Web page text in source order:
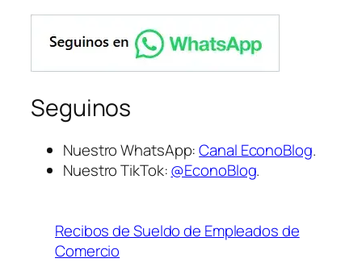
Seguinos
Nuestro WhatsApp:Canal EconoBlog.
Nuestro TikTok:@EconoBlog.
Recibos de Sueldo de Empleados de
Comercio